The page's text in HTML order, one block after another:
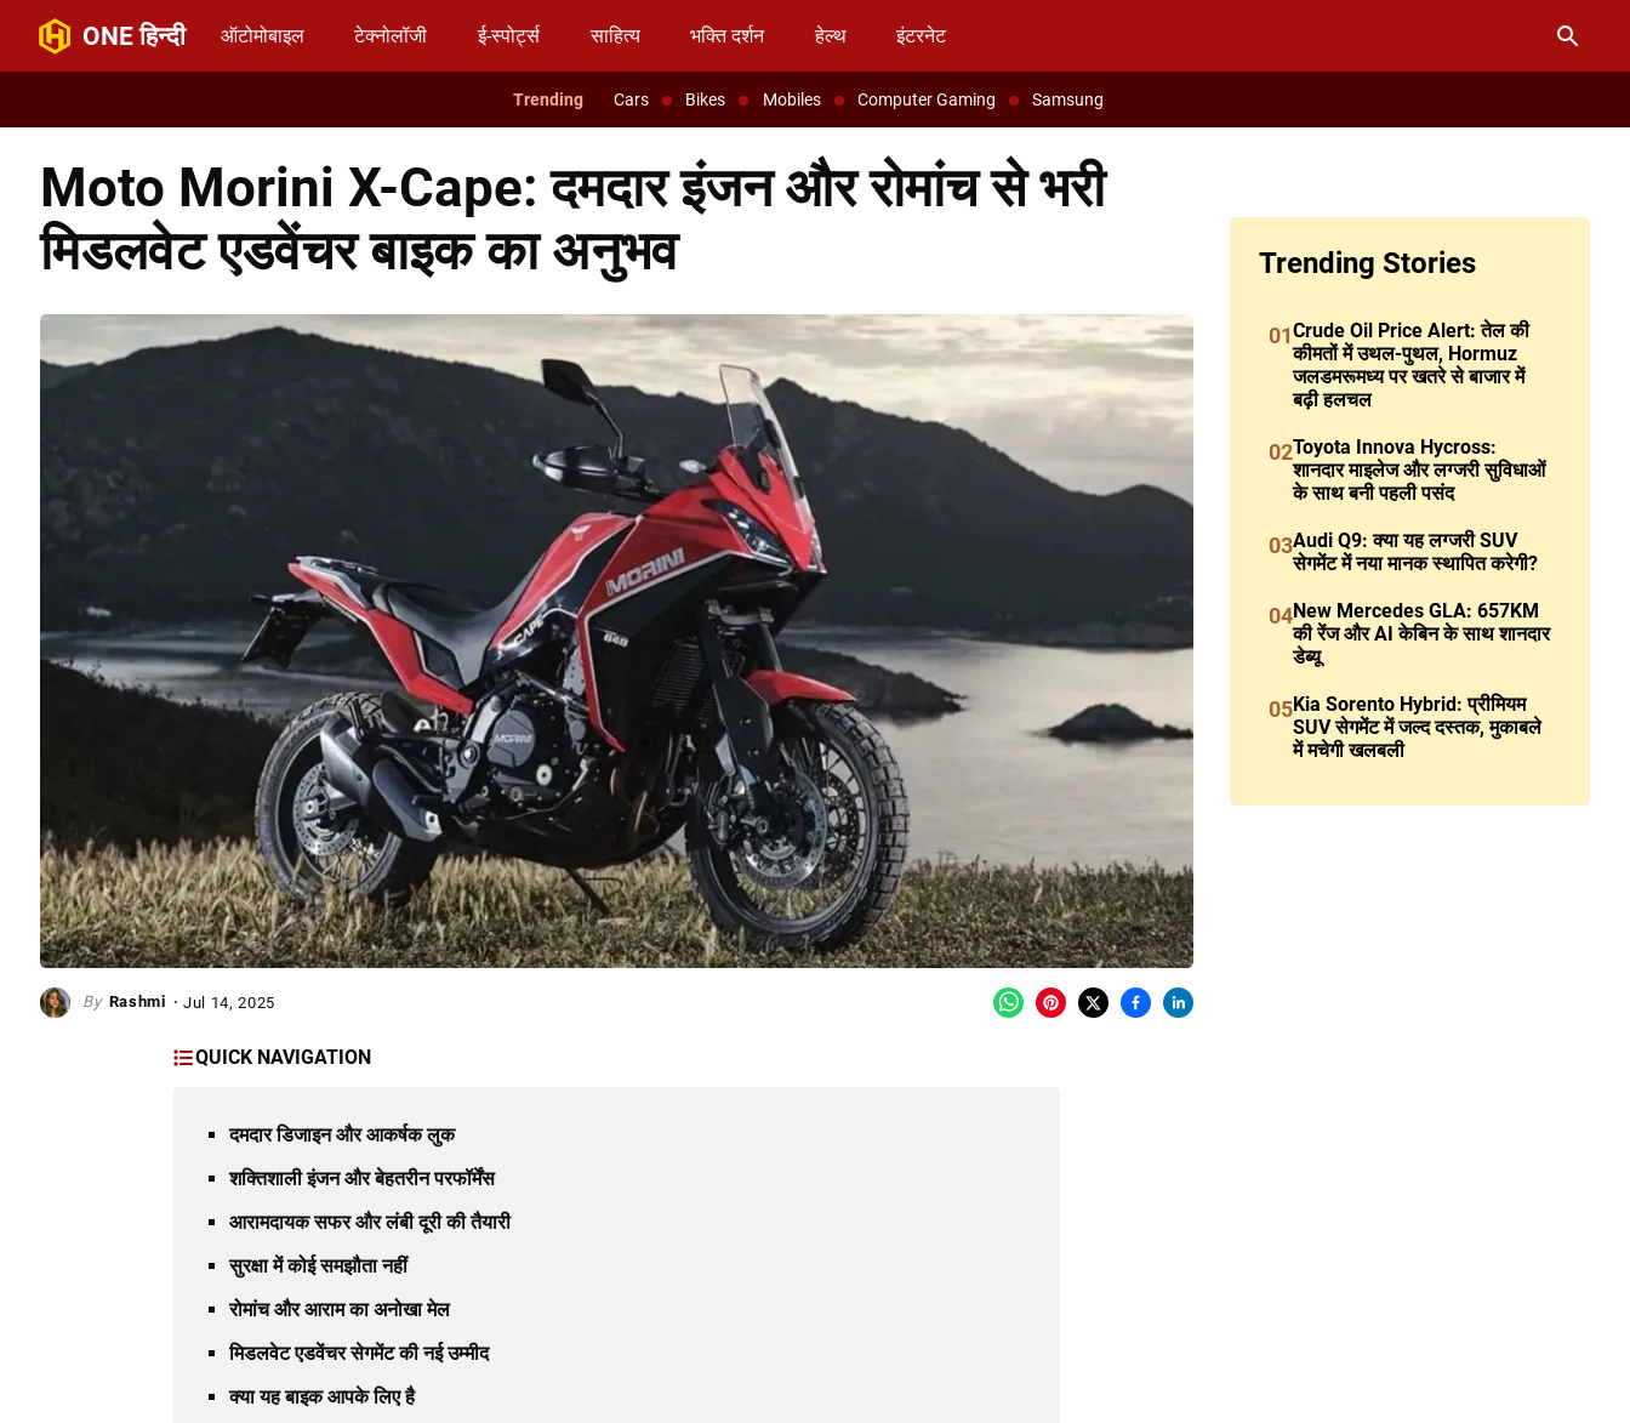
ONE हिन्दी ऑटोमोबाइल टेक्नोलॉजी ई-स्पोर्ट्स साहित्य भक्ति दर्शन हेल्थ इंटरनेट
Cars Bikes Mobiles Computer Gaming Samsung
Moto Morini X-Cape: दमदार इंजन और रोमांच से भरी
मिडलवेट एडवेंचर बाइक का अनुभव
Rashmi Jul 14, 2025
QUICK NAVIGATION
दमदार डिजाइन और आकर्षक लुक
शक्तिशाली इंजन और बेहतरीन परफॉर्मेंस
आरामदायक सफर और लंबी दूरी की तैयारी
सुरक्षा में कोई समझौता नहीं
रोमांच और आराम का अनोखा मेल
मिडलवेट एडवेंचर सेगमेंट की नई उम्मीद
क्या यह बाइक आपके लिए है
Trending Stories
01Crude Oil Price Alert: तेल की
कीमतों में उथल-पुथल, Hormuz
जलडमरूमध्य पर खतरे से बाजार में
बढ़ी हलचल
02Toyota Innova Hycross:
शानदार माइलेज और लग्जरी सुविधाओं
के साथ बनी पहली पसंद
03Audi Q9: क्या यह लग्जरी SUV
सेगमेंट में नया मानक स्थापित करेगी?
04New Mercedes GLA: 657KM
की रेंज और AI केबिन के साथ शानदार
डेब्यू
05Kia Sorento Hybrid: प्रीमियम
SUV सेगमेंट में जल्द दस्तक, मुकाबले
में मचेगी खलबली